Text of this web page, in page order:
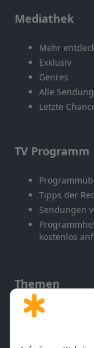
Mediathek
Mehr
Exklusiv
Genres
Alle
Letzte
TV Programm
Tipps der
Sendungen
kostenlos
Themen
Gott und